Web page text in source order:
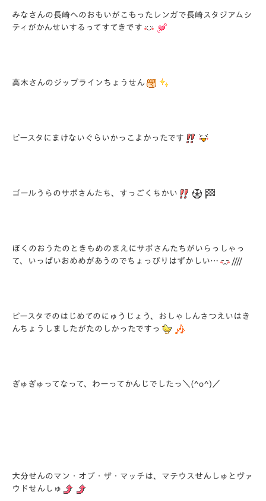
みなさんの長崎へのおもいがこもったレンガで長崎スタジアムシ
ティがかんせいするってすてきです
高木さんのジップラインちょうせん
ピースタにまけないぐらいかっこよかったです
ゴールうらのサポさんたち、すっごくちかい
ぼくのおうたのときもめのまえにサポさんたちがいらっしゃっ
て、いっぱいおめめがあうのでちょっぴりはずかしい…
////
ピースタでのはじめてのにゅうじょう、おしゃしんさつえいはき
んちょうしましたがたのしかったですっ
ぎゅぎゅってなって、わーってかんじでしたっ＼(^o^)／
大分せんのマン・オブ・ザ・マッチは、マテウスせんしゅとヴァ
ウドせんしゅ